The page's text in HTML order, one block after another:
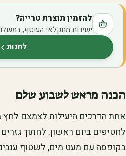
להזמין תוצרת טרייה?
ישירות מחקלאי העוטף,
לחנות
הכנה מראש לשבוע שלם
אחת הדרכים היעילות לצמצם לחץ
לחטיפים ביום ראשון. לחתוך
בקופסה עם מעט מים, לשטוף